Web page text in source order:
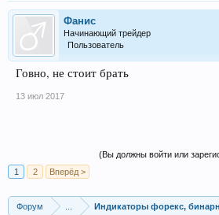
Фанис
Начинающий трейдер
Пользователь
Говно, не стоит брать
13 июл 2017
(Вы должны войти или
1
2 Вперёд >
Форум Индикаторы форекс,